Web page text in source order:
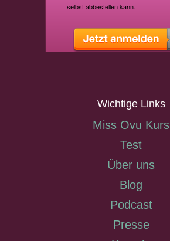
Wichtige Links
Miss Ovu Kurs
Test
Über uns
Blog
Podcast
Presse